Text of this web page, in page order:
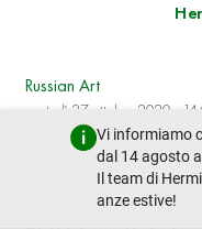
Vi informiamo
dal 14 agosto
Il team di
anze estive!
Russian Art
martedì 27 ottobre 2020 -
lotto precedente
YULIY YULEVICH